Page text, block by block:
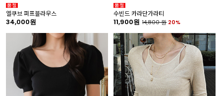
엘쿠브 퍼프블라우스
34,000원
수빈드 카라단가라티
11,900원 14,800원 20%